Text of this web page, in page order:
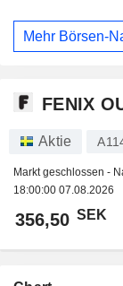
Mehr Börsen-
FENIX
Aktie
Markt geschlossen -
18:00:00 07.08.2026
356,50 SEK